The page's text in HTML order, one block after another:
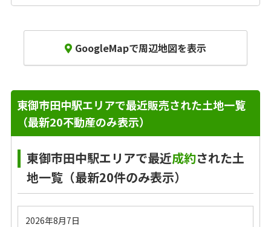
GoogleMapで周辺地図を表示
東御市田中駅エリアで最近販売された土地一覧
（最新20不動産のみ表示）
東御市田中駅エリアで最近成約された土
地一覧（最新20件のみ表示）
2026年8月7日